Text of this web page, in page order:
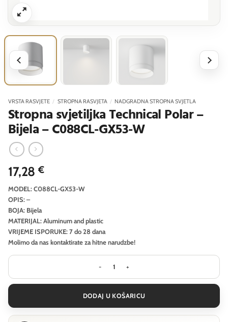
VRSTA RASVJETE / STROPNA RASVJETA / NADGRADNA STROPNA SVJETLA
Stropna svjetiljka Technical Polar –
Bijela – C088CL-GX53-W
17,28 €
MODEL: C088CL-GX53-W
OPIS: –
BOJA: Bijela
MATERIJAL: Aluminum and plastic
VRIJEME ISPORUKE: 7 do 28 dana
Molimo da nas kontaktirate za hitne narudzbe!
Stropna svjetiljka Technical Polar -
DODAJ U KOŠARICU